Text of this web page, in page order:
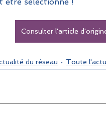
être sélectionné !
Consulter l'article
du réseau Toute